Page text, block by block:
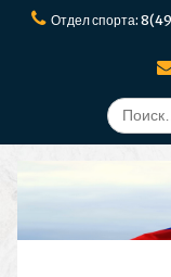
ПерейтиОтдел спорта:
Поиск
по: